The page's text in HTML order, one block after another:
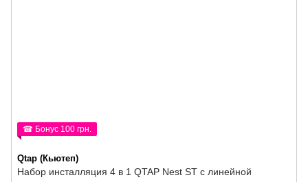
☎ Бонус 100 грн.
Qtap (Кьютеп)
Набор инсталляция 4 в 1 QTAP Nest ST с линейной